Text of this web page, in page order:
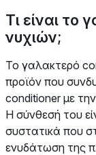
Τι είναι το
νυχιών;
Το γαλακτερό
προϊόν που
conditioner με την
Η σύνθεσή του
συστατικά που
ενυδάτωση της